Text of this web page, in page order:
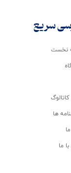
نخست
کاتالوگ
ها
ما
سریع